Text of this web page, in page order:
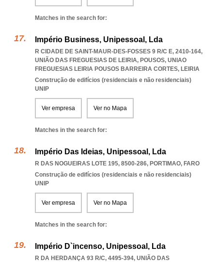
Matches in the search for:
Império Business, Unipessoal, Lda
R CIDADE DE SAINT-MAUR-DES-FOSSES 9 R/C E, 2410-164,
UNIÃO DAS FREGUESIAS DE LEIRIA, POUSOS, UNIAO
FREGUESIAS LEIRIA POUSOS BARREIRA CORTES, LEIRIA
Construção de edifícios (residenciais e não residenciais)
UNIP
Ver empresa Ver no Mapa
Matches in the search for:
Império Das Ideias, Unipessoal, Lda
R DAS NOGUEIRAS LOTE 195, 8500-286, PORTIMAO, FARO
Construção de edifícios (residenciais e não residenciais)
UNIP
Ver empresa Ver no Mapa
Matches in the search for:
Império D`incenso, Unipessoal, Lda
R DA HERDANÇA 93 R/C, 4495-394, UNIÃO DAS